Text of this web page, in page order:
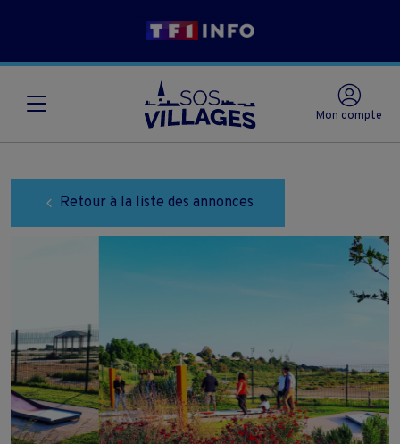
Mon compte
Retour à la liste des annonces